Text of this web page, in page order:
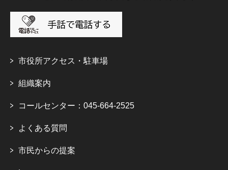
市役所アクセス・駐車場
組織案内
コールセンター：045-664-2525
よくある質問
市民からの提案